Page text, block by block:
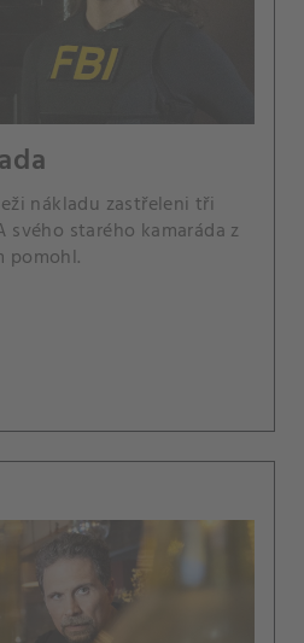
nákladu zastřeleni tři
starého kamaráda z
pomohl.